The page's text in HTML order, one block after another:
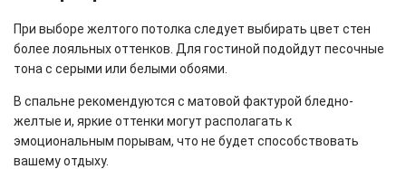
При выборе желтого потолка следует выбирать цвет стен
более лояльных оттенков. Для гостиной подойдут песочные
тона с серыми или белыми обоями.
В спальне рекомендуются с матовой фактурой бледно-
желтые и, яркие оттенки могут располагать к
эмоциональным порывам, что не будет способствовать
вашему отдыху.